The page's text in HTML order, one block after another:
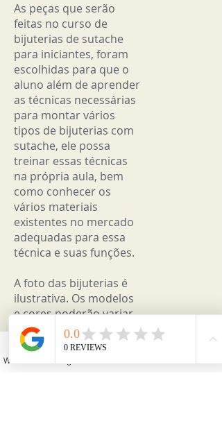
As peças que serão
feitas no curso de
bijuterias de sutache
para iniciantes, foram
escolhidas para que o
aluno além de aprender
as técnicas necessárias
para montar vários
tipos de bijuterias com
sutache, ele possa
treinar essas técnicas
na própria aula, bem
como conhecer os
vários materiais
existentes no mercado
adequadas para essa
técnica e suas funções.
A foto das bijuterias é
ilustrativa. Os modelos
e cores poderão variar,
mantendo as técnicas.